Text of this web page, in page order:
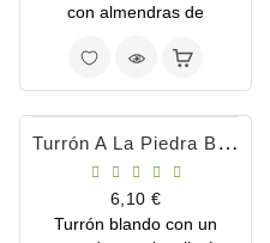
con almendras de
marrón claro, suave al
Turrón A La Piedra Bio 200gr Nutxes
Precio
6,10 €
Turrón blando con un